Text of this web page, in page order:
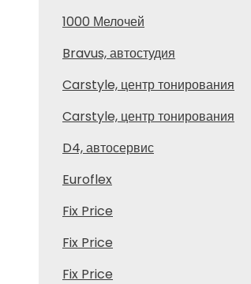
1000 Мелочей
Bravus, автостудия
Carstyle, центр тонирования
Carstyle, центр тонирования
D4, автосервис
Euroflex
Fix Price
Fix Price
Fix Price